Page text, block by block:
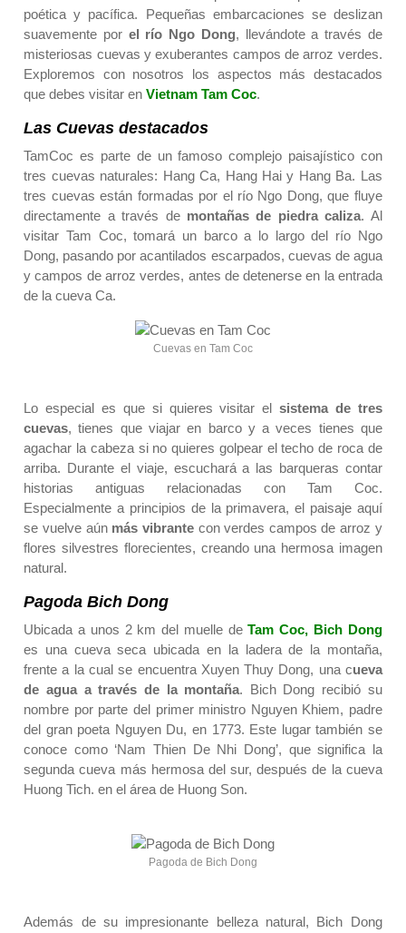
poética y pacífica. Pequeñas embarcaciones se deslizan
suavemente por el río Ngo Dong, llevándote a través de
misteriosas cuevas y exuberantes campos de arroz verdes.
Exploremos con nosotros los aspectos más destacados
que debes visitar enVietnam Tam Coc.
Las Cuevas destacados
TamCoc es parte de un famoso complejo paisajístico con
tres cuevas naturales: Hang Ca, Hang Hai y Hang Ba. Las
tres cuevas están formadas por el río Ngo Dong, que fluye
directamente a través de montañas de piedra caliza. Al
visitar Tam Coc, tomará un barco a lo largo del río Ngo
Dong, pasando por acantilados escarpados, cuevas de agua
y campos de arroz verdes, antes de detenerse en la entrada
de la cueva Ca.
Cuevas en Tam Coc
Lo especial es que si quieres visitar elsistema de tres
cuevas, tienes que viajar en barco y a veces tienes que
agachar la cabeza si no quieres golpear el techo de roca de
arriba. Durante el viaje, escuchará a las barqueras contar
historias antiguas relacionadas con Tam Coc.
Especialmente a principios de la primavera, el paisaje aquí
se vuelve aún más vibrantecon verdes campos de arroz y
flores silvestres florecientes, creando una hermosa imagen
natural.
Pagoda Bich Dong
Ubicada a unos 2 km del muelle deTam Coc, Bich Dong
es una cueva seca ubicada en la ladera de la montaña,
frente a la cual se encuentra Xuyen Thuy Dong, una cueva
de agua a través de la montaña. Bich Dong recibió su
nombre por parte del primer ministro Nguyen Khiem, padre
del gran poeta Nguyen Du, en 1773. Este lugar también se
conoce como ‘Nam Thien De Nhi Dong’, que significa la
segunda cueva más hermosa del sur, después de la cueva
Huong Tich. en el área de Huong Son.
Pagoda de Bich Dong
Además de su impresionante belleza natural, Bich Dong